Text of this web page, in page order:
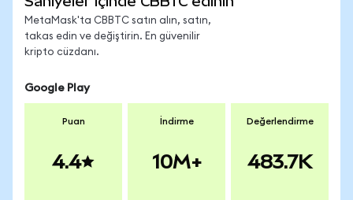
MetaMask'ta CBBTC satın alın, satın,
takas edin ve değiştirin. En güvenilir
kripto cüzdanı.
Google Play
Puan
4.4
İndirme
10M+
Değerlendirme
483.7K